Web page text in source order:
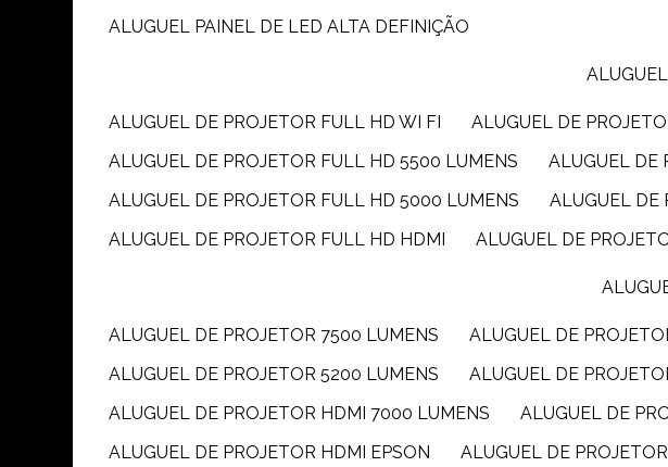
ALUGUEL PAINEL DE LED ALTA DEFINIÇÃO
ALUGUEL DE PROJETOR FULL HD WI FI ALUGUEL DE
ALUGUEL DE PROJETOR FULL HD 5500 LUMENS
ALUGUEL
ALUGUEL DE PROJETOR FULL HD 5000 LUMENS
ALUGUEL
ALUGUEL DE PROJETOR FULL HD HDMI
ALUGUEL DE
ALUGUEL DE PROJETOR 7500 LUMENS ALUGUEL DE
ALUGUEL DE PROJETOR 5200 LUMENS
ALUGUEL DE
ALUGUEL DE PROJETOR HDMI 7000 LUMENS
ALUGUEL DE
ALUGUEL DE PROJETOR HDMI EPSON
ALUGUEL DE